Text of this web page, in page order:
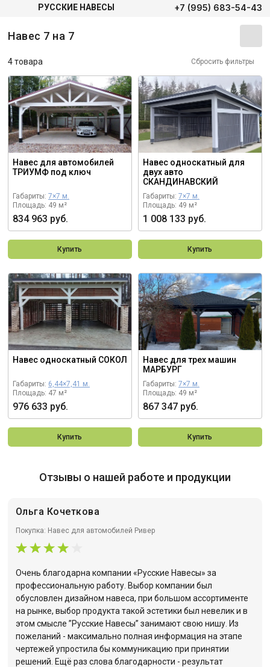
РУССКИЕ НАВЕСЫ +7 (995) 683-54-43
Навес 7 на 7
4 товара Сбросить фильтры
Навес для автомобилей
ТРИУМФ под ключ
Габариты: 7×7 м.
Площадь: 49 м²
834 963 руб.
Купить
Навес односкатный для
двух авто
СКАНДИНАВСКИЙ
Габариты: 7×7 м.
Площадь: 49 м²
1 008 133 руб.
Купить
Навес односкатный СОКОЛ
Габариты: 6,44×7,41 м.
Площадь: 47 м²
976 633 руб.
Купить
Навес для трех машин
МАРБУРГ
Габариты: 7×7 м.
Площадь: 49 м²
867 347 руб.
Купить
Отзывы о нашей работе и продукции
Ольга Кочеткова
Покупка: Навес для автомобилей Ривер
Очень благодарна компании «Русские Навесы» за
профессиональную работу. Выбор компании был
обусловлен дизайном навеса, при большом ассортименте
на рынке, выбор продукта такой эстетики был невелик и в
этом смысле ”Русские Навесы” занимают свою нишу. Из
пожеланий - максимально полная информация на этапе
чертежей упростила бы коммуникацию при принятии
решений. Ещё раз слова благодарности - результат